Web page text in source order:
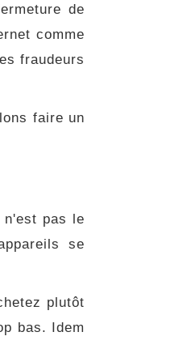
de
comme
fraudeurs
faire un
n'est pas le
se
plutôt
bas. Idem